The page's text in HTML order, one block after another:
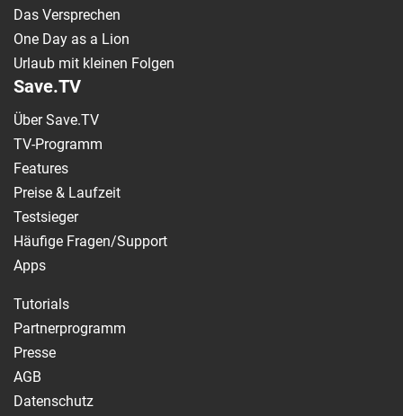
Das Versprechen
One Day as a Lion
Urlaub mit kleinen Folgen
Save.TV
Über Save.TV
TV-Programm
Features
Preise & Laufzeit
Testsieger
Häufige Fragen/Support
Apps
Tutorials
Partnerprogramm
Presse
AGB
Datenschutz